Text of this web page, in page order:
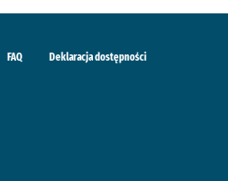
FAQ Deklaracja dostępności